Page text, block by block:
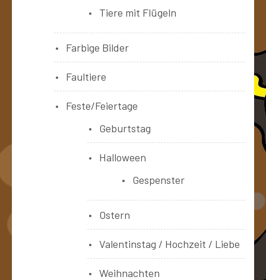
Tiere mit Flügeln
Farbige Bilder
Faultiere
Feste/Feiertage
Geburtstag
Halloween
Gespenster
Ostern
Valentinstag / Hochzeit / Liebe
Weihnachten